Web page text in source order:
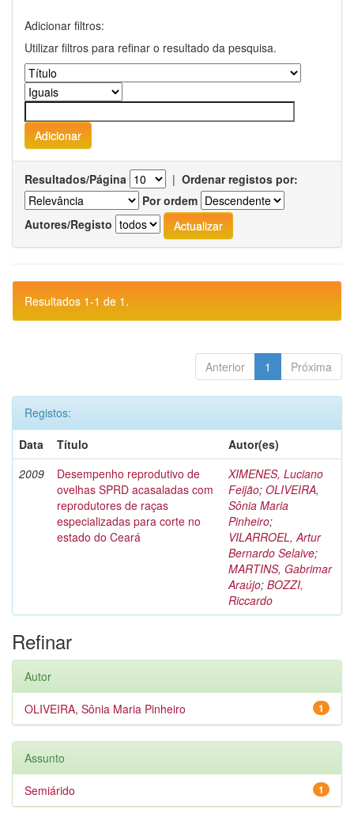
Adicionar filtros:
Utilizar filtros para refinar o resultado da pesquisa.
Resultados/Página | Ordenar registos por:
Por ordem
Autores/Registo
Resultados 1-1 de 1.
Anterior 1 Próxima
Registos:
Data
Título
Autor(es)
2009
Desempenho reprodutivo de
ovelhas SPRD acasaladas com
reprodutores de raças
especializadas para corte no
estado do Ceará
XIMENES, Luciano
Feijão; OLIVEIRA,
Sônia Maria
Pinheiro;
VILARROEL, Artur
Bernardo Selaive;
MARTINS, Gabrimar
Araújo; BOZZI,
Riccardo
Refinar
Autor
1
OLIVEIRA, Sônia Maria Pinheiro
Assunto
1
Semiárido